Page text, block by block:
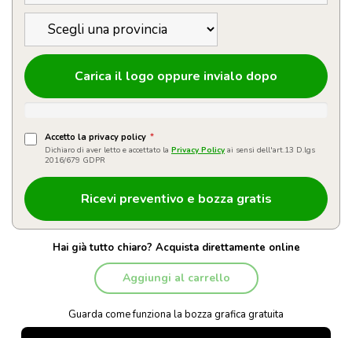
Carica il logo oppure invialo dopo
Accetto la privacy policy *
Dichiaro di aver letto e accettato la Privacy Policy ai sensi dell'art.13 D.lgs
2016/679 GDPR
Hai già tutto chiaro? Acquista direttamente online
Aggiungi al carrello
Guarda come funziona la bozza grafica gratuita